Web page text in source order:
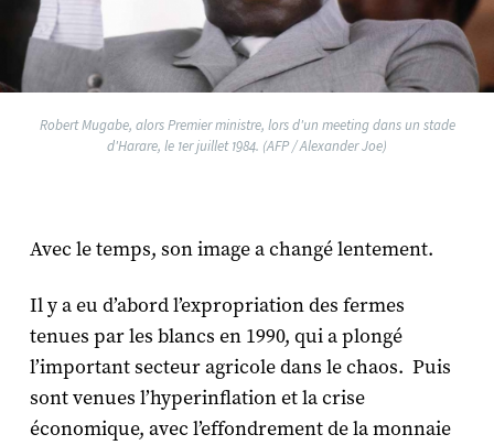
Robert Mugabe, alors Premier ministre, lors d'un meeting dans un stade
d'Harare, le 1er juillet 1984. (AFP / Alexander Joe)
Avec le temps, son image a changé lentement.
Il y a eu d’abord l’expropriation des fermes
tenues par les blancs en 1990, qui a plongé
l’important secteur agricole dans le chaos. Puis
sont venues l’hyperinflation et la crise
économique, avec l’effondrement de la monnaie